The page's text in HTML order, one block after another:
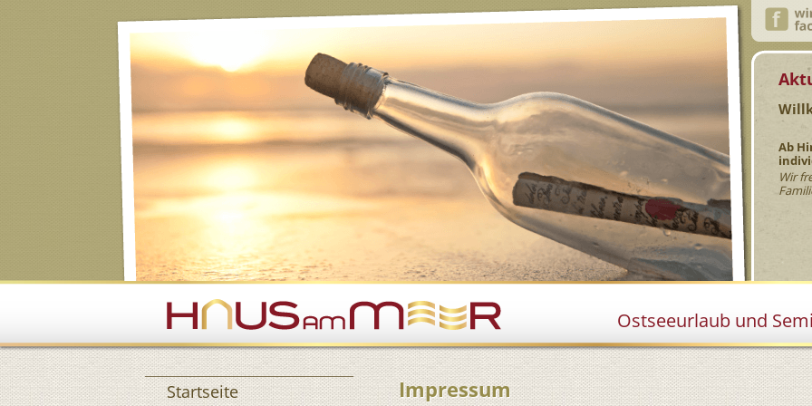
Ab
Wir
Ostseeurlaub und
Impressum
Navigation überspringen
Startseite